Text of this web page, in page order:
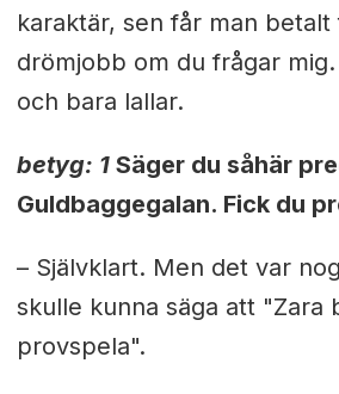
karaktär, sen får man
drömjobb om du frågar
och bara lallar.
betyg: 1Säger du såhär
Guldbaggegalan. Fick du
– Självklart. Men det var
skulle kunna säga att "Zara
provspela".